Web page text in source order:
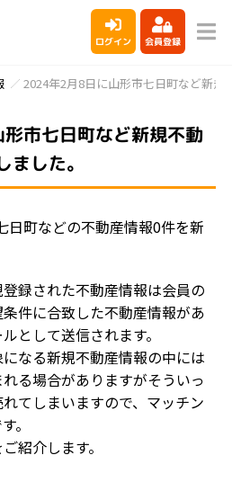
ログイン 会員登録
2024年2月8日に山形市七日町など新
市七日町など新規不動
した。
日町などの不動産情報0件を新
録された不動産情報は会員の
件に合致した不動産情報があ
として送信されます。
なる新規不動産情報の中には
る場合がありますがそういっ
てしまいますので、マッチン
。
紹介します。